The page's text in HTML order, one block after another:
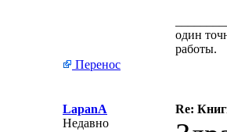
один
работы.
Перенос
LapanA
Re:
Недавно